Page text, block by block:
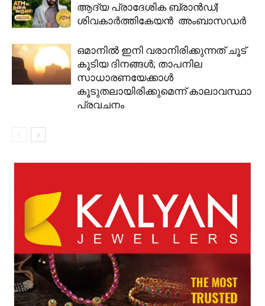
ആദ്യ പ്രാദേശിക ബ്രാന്‍ഡ്|
ശിവകാര്‍ത്തികേയന്‍ അംബാസഡര്‍
ഒമാനിൽ ഇനി വരാനിരിക്കുന്നത് ചൂട്
കൂടിയ ദിനങ്ങൾ; താപനില
സാധാരണയേക്കാൾ
കൂടുതലായിരിക്കുമെന്ന് കാലാവസ്ഥാ
പ്രവചനം